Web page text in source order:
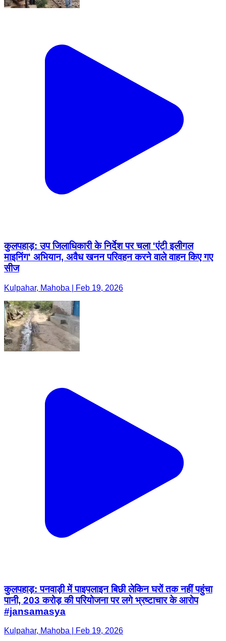
कुलपहाड़: उप जिलाधिकारी के निर्देश पर चला 'एंटी इलीगल
माइनिंग' अभियान, अवैध खनन परिवहन करने वाले वाहन किए गए
सीज
Kulpahar, Mahoba | Feb 19, 2026
कुलपहाड़: पनवाड़ी में पाइपलाइन बिछी लेकिन घरों तक नहीं पहुंचा
पानी, 203 करोड़ की परियोजना पर लगे भ्रष्टाचार के आरोप
#jansamasya
Kulpahar, Mahoba | Feb 19, 2026